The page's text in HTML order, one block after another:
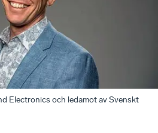
Electronics och ledamot av Svenskt